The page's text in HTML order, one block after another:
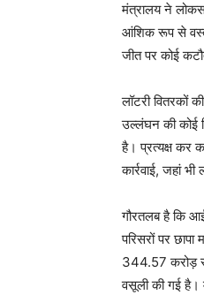
मंत्रालय ने
आंशिक रूप से वस्तु
जीत पर कोई
लॉटरी वितरकों
उल्लंघन की कोई
है। प्रत्यक्ष कर
कार्रवाई, जहां
गौरतलब है कि
परिसरों पर
344.57 करोड़
वसूली की गई